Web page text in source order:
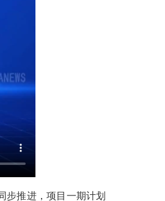
推进，项目一期计划